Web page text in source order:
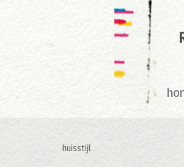
huisstijl